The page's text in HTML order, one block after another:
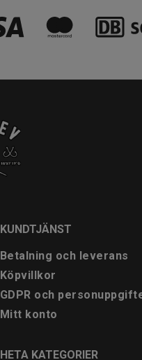
KUNDTJÄNST
Betalning och leverans
Köpvillkor
GDPR och
Mitt konto
HETA KATEGORIER